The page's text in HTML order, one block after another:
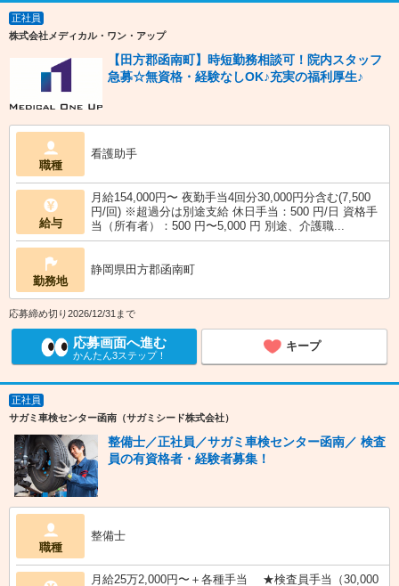
正社員
株式会社メディカル・ワン・アップ
【田方郡函南町】時短勤務相談可！院内スタッフ
急募☆無資格・経験なしOK♪充実の福利厚生♪
職種
看護助手
給与
月給154,000円〜 夜勤手当4回分30,000円分含む(7,500
円/回) ※超過分は別途支給 休日手当：500 円/日 資格手
当（所有者）：500 円〜5,000 円 別途、介護職...
勤務地
静岡県田方郡函南町
応募締め切り2026/12/31まで
応募画面へ進む
かんたん3ステップ！
キープ
正社員
サガミ車検センター函南（サガミシード株式会社）
整備士／正社員／サガミ車検センター函南／ 検査
員の有資格者・経験者募集！
職種
整備士
月給25万2,000円〜＋各種手当 ★検査員手当（30,000